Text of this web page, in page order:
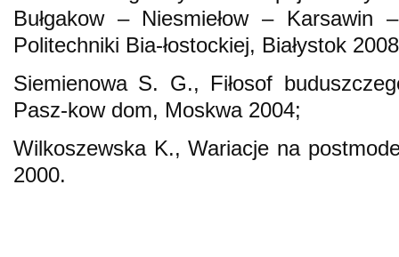
Bułgakow – Niesmiełow – Karsawin
Politechniki Bia-łostockiej, Białystok
Siemienowa S. G., Fiłosof
Pasz-kow dom, Moskwa 2004;
Wilkoszewska K., Wariacje na
2000.